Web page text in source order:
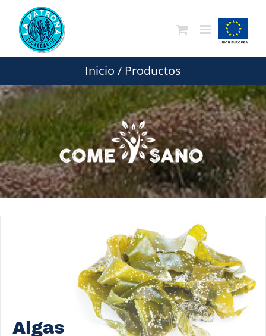
contenido
Inicio / Productos
Algas